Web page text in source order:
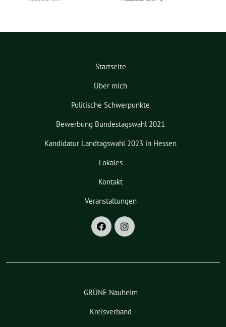
Startseite
Über mich
Politische Schwerpunkte
Bewerbung Bundestagswahl 2021
Kandidatur Landtagswahl 2023 in Hessen
Lokales
Kontakt
Veranstaltungen
GRÜNE Nauheim
Kreisverband